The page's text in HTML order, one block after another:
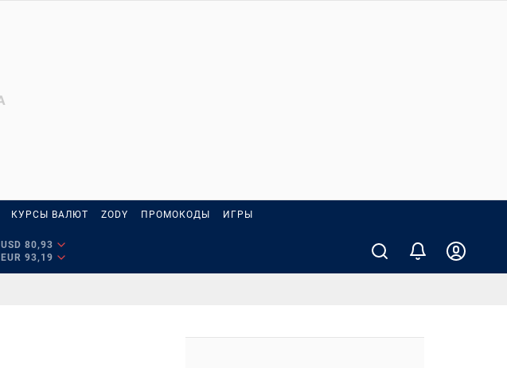
КУРСЫ ВАЛЮТ ZODY ПРОМОКОДЫ ИГРЫ
USD 80,93
EUR 93,19